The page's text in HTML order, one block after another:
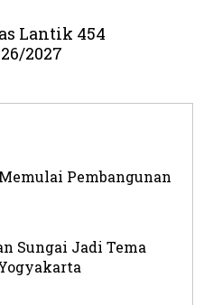
Lantik 454
2027
Pembangunan
Sungai Jadi Tema